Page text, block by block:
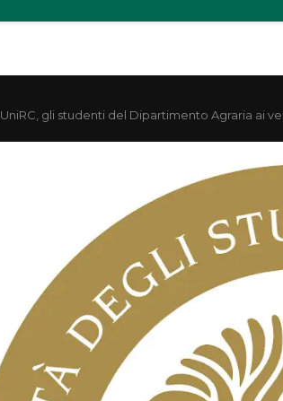
UniRC, gli studenti del Dipartimento Agraria ai